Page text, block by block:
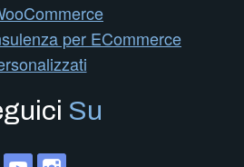
per ECommerce
Su